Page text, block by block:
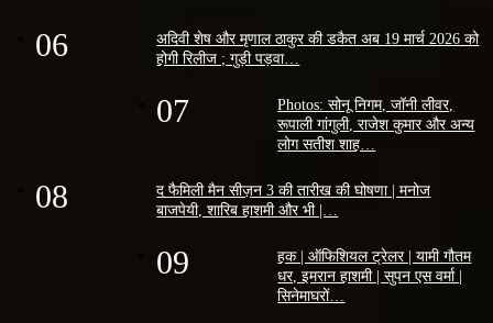
06
अदिवी शेष और मृणाल ठाकुर की डकैत अब 19 मार्च 2026 को
होगी रिलीज ; गुड़ी पड़वा…
07
Photos: सोनू निगम, जॉनी लीवर,
रूपाली गांगुली, राजेश कुमार और अन्य
लोग सतीश शाह…
08
द फैमिली मैन सीज़न 3 की तारीख की घोषणा | मनोज
बाजपेयी, शारिब हाशमी और भी |…
09
हक | ऑफिशियल ट्रेलर | यामी गौतम
धर, इमरान हाशमी | सुपन एस वर्मा |
सिनेमाघरों…